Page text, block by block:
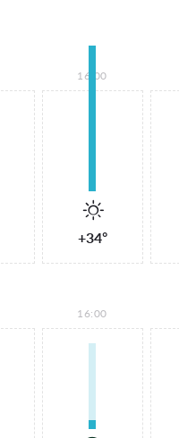
16:00
+34°
16:00